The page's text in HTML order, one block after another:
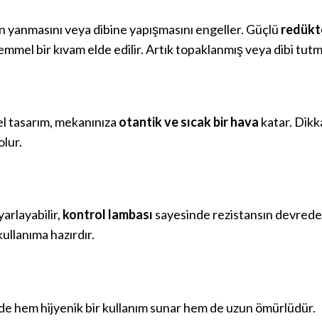
veya dibine yapışmasını engeller. Güçlü
bir kıvam elde edilir. Artık topaklanmış veya dibi
tasarım, mekanınıza otantik ve sıcak bir hava katar.
kontrol lambası sayesinde rezistansın
hazırdır.
hem hijyenik bir kullanım sunar hem de uzun ömürlüdür.